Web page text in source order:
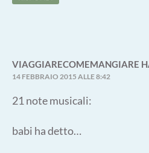
VIAGGIARECOMEMANGIARE
14 FEBBRAIO 2015 ALLE 8:42
21 note musicali:
babi ha detto…